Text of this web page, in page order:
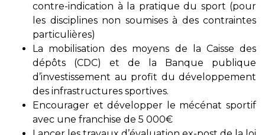
contre-indication à la pratique du sport (pour
les disciplines non soumises à des contraintes
particulières)
La mobilisation des moyens de la Caisse des
dépôts (CDC) et de la Banque publique
d’investissement au profit du développement
des infrastructures sportives.
Encourager et développer le mécénat sportif
avec une franchise de 5 000€